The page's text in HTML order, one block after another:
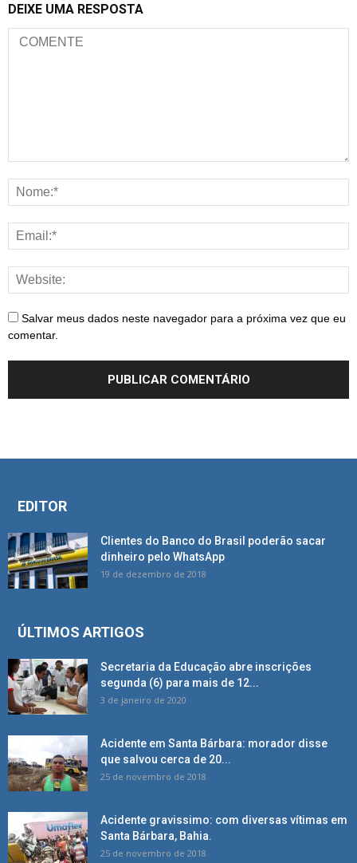
DEIXE UMA RESPOSTA
Salvar meus dados neste navegador para a próxima vez que eu
comentar.
EDITOR
Clientes do Banco do Brasil poderão sacar
dinheiro pelo WhatsApp
19 de dezembro de 2018
ÚLTIMOS ARTIGOS
Secretaria da Educação abre inscrições
segunda (6) para mais de 12...
3 de janeiro de 2020
Acidente em Santa Bárbara: morador disse
que salvou cerca de 20...
25 de novembro de 2018
Acidente gravissimo: com diversas vítimas em
Santa Bárbara, Bahia.
25 de novembro de 2018